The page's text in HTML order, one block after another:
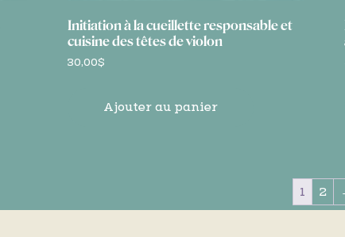
Initiation à la cueillette responsable et
cuisine des têtes de violon
30,00$
Ajouter au panier
1 2